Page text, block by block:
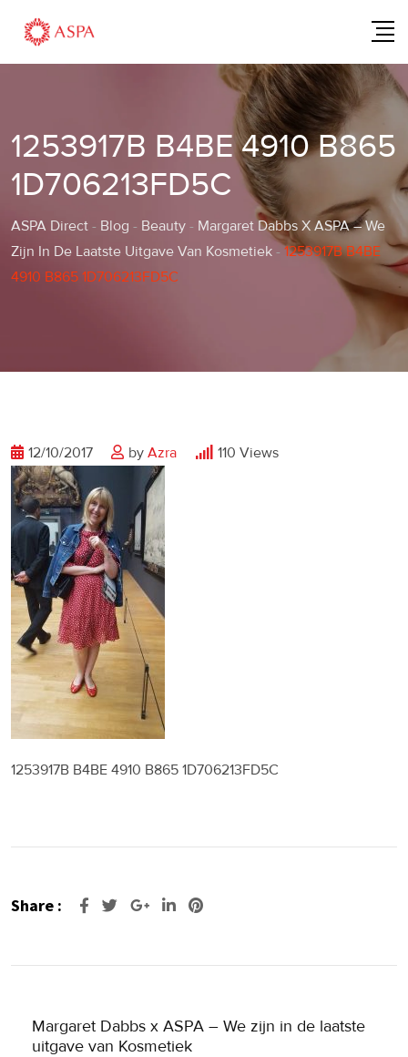
content
1253917B B4BE 4910 B865
1D706213FD5C
ASPA Direct - Blog - Beauty - Margaret Dabbs X ASPA – We
Zijn In De Laatste Uitgave Van Kosmetiek -1253917B B4BE
4910 B865 1D706213FD5C
12/10/2017 by Azra 110 Views
1253917B B4BE 4910 B865 1D706213FD5C
Share : Google+LinkedIn
Pinterest
Margaret Dabbs x ASPA – We zijn in de laatste
uitgave van Kosmetiek